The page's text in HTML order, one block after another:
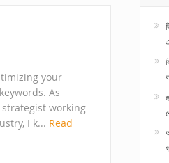
your
As
working
I k... Read